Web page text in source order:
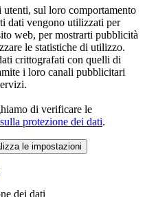
sul loro comportamento
dati vengono utilizzati per
web, per mostrarti pubblicità
le statistiche di utilizzo.
crittografati con quelli di
i loro canali pubblicitari
di verificare le
protezione dei dati.
le impostazioni
dei dati